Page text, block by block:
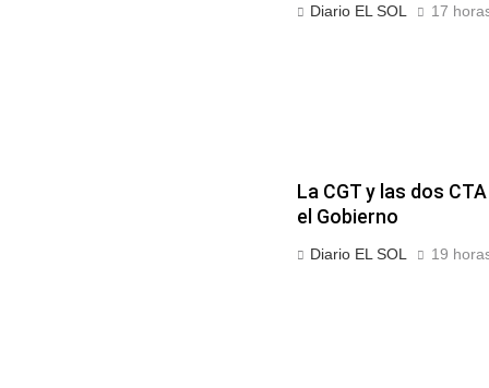
Diario EL SOL 17
La CGT y las dos
el Gobierno
Diario EL SOL 19